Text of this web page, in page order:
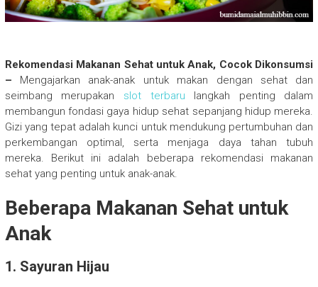
Rekomendasi Makanan Sehat untuk Anak, Cocok Dikonsumsi
– Mengajarkan anak-anak untuk makan dengan sehat dan
seimbang merupakan slot terbaru langkah penting dalam
membangun fondasi gaya hidup sehat sepanjang hidup mereka.
Gizi yang tepat adalah kunci untuk mendukung pertumbuhan dan
perkembangan optimal, serta menjaga daya tahan tubuh
mereka. Berikut ini adalah beberapa rekomendasi makanan
sehat yang penting untuk anak-anak.
Beberapa Makanan Sehat untuk
Anak
1. Sayuran Hijau